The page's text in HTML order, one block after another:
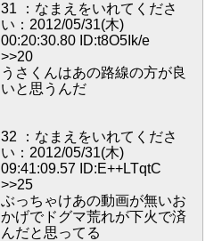
31 ：なまえをいれてくださ
い：2012/05/31(木)
00:20:30.80 ID:t8O5Ik/e
>>20
うさくんはあの路線の方が良
いと思うんだ
32 ：なまえをいれてくださ
い：2012/05/31(木)
09:41:09.57 ID:E++LTqtC
>>25
ぶっちゃけあの動画が無いお
かげでドグマ荒れが下火で済
んだと思ってる